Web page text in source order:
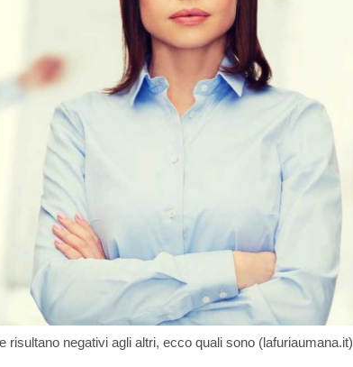
risultano negativi agli altri, ecco quali sono (lafuriaumana.it)